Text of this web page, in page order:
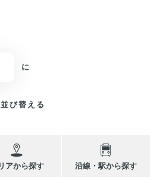
に
び替える
アから探す 沿線・駅から探す